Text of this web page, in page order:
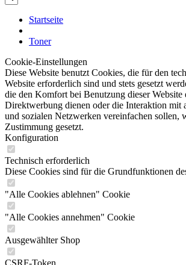
Startseite
Toner
Cookie-Einstellungen
Diese Website benutzt Cookies, die für den
Website erforderlich sind und stets gesetzt
die den Komfort bei Benutzung dieser Website
Direktwerbung dienen oder die Interaktion mit
und sozialen Netzwerken vereinfachen sollen,
Zustimmung gesetzt.
Konfiguration
Technisch erforderlich
Diese Cookies sind für die Grundfunktionen
"Alle Cookies ablehnen" Cookie
"Alle Cookies annehmen" Cookie
Ausgewählter Shop
CSRF-Token